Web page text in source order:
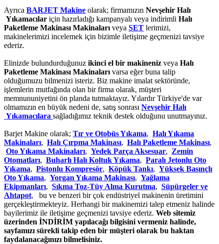
Ayrıca BARJET Makine olarak; firmamızın Nevşehir Halı
Yıkamacılar için hazırladığı kampanyalı veya indirimli Halı
Paketleme Makinası Makinalarıveya SET lerimizi,
makinelerimizi incelemek için bizimle iletişime geçmenizi tavsiye
ederiz.
Elinizde bulundurduğunuz ikinci el bir makineniz veya Halı
Paketleme Makinası Makinalarıvarsa eğer buna talip
olduğumuzu bilmenizi isteriz. Biz makine imalat sektöründe,
işlemlerin mutfağında olan bir firma olarak, müşteri
memnununiyetini ön planda tutmaktayız. Yılardır Türkiye'de var
olmamızın en büyük nedeni de, satış sonrası Nevşehir Halı
Yıkamacılara sağladığımız teknik destek olduğunu unutmayınız.
Barjet Makine olarak; Tır ve Otobüs Yıkama, Halı Yıkama
Makinaları, Halı Çırpma Makinası, Halı Paketleme Makinası,
Oto Yıkama Makinaları, Yedek Parça Aksesuar, Zemin
Otomatları, Buharlı Halı Koltuk Yıkama, Paralı Jetonlu Oto
Yıkama, Pistonlu Kompresör, Köpük Tankı, Yüksek Basınçlı
Oto Yıkama, Yorgan Yıkama Makinası, Yağlama
Ekipmanları, Sıkma Toz-Tüy Alma Kurutma, Süpürgeler ve
Ahtapot, bu ve benzeri bir çok endüstriyel makinenin üretimini
gerçekleştirmekteyiz. Herhangi bir makinemizi talep etmeniz halinde
bayilerimiz ile iletişime geçmenizi tavsiye ederiz. Web sitemiz
üzerinden İNDİRİM yapılacağı bilgisini vermeniz halinde,
sayfamızı sürekli takip eden bir müşteri olarak bu haktan
faydalanacağınızı bilmelisiniz.